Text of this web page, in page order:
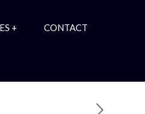
+ CONTACT